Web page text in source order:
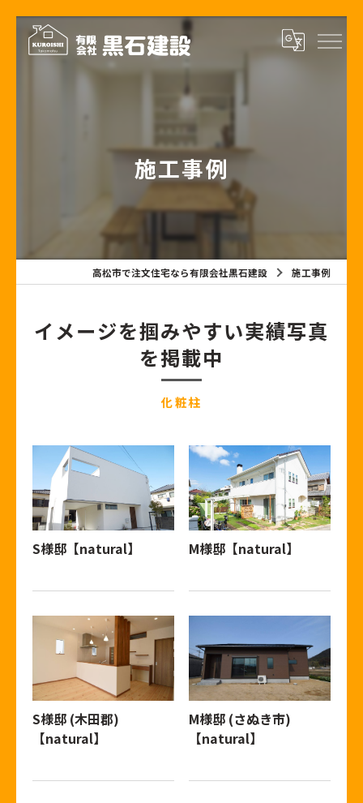
施工事例
高松市で注文住宅なら有限会社黒石建設 施工事例
イメージを掴みやすい実績写真
を掲載中
化粧柱
S様邸【natural】 M様邸【natural】
S様邸 (木田郡)
【natural】
M様邸 (さぬき市)
【natural】